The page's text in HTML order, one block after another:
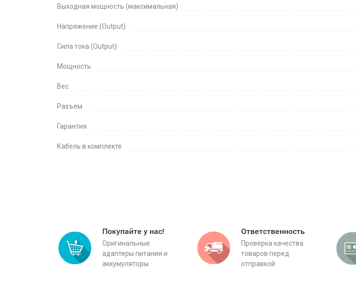
Выходная мощность (максимальная)
Напряжение (Output)
Сила тока (Output)
Мощность
Вес
Разъем
Гарантия
Кабель в комплекте
Покупайте у нас!
Оригинальные
адаптеры питания и
аккумуляторы
Ответственность
Проверка качества
товаров перед
отправкой